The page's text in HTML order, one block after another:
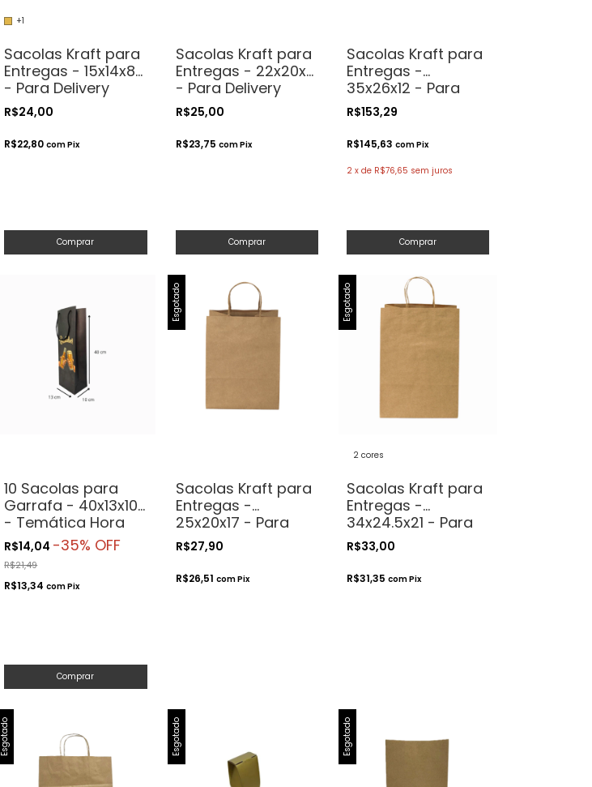
+1
Sacolas Kraft para
Entregas - 15x14x8
- Para Delivery
R$24,00
R$22,80comPix
Comprar
Sacolas Kraft para
Entregas - 22x20x7
- Para Delivery
R$25,00
R$23,75 comPix
Comprar
Sacolas Kraft para
Entregas -
35x26x12 - Para
Delivery
R$153,29
R$145,63 comPix
2 x de R$76,65 sem juros
Comprar
10 Sacolas para
Garrafa - 40x13x10
- Temática Hora
do Drink
R$14,04 -35% OFF
R$21,49
R$13,34comPix
Comprar
Esgotado
Sacolas Kraft para
Entregas -
25x20x17 - Para
Delivery
R$27,90
R$26,51 comPix
Esgotado
2 cores
Sacolas Kraft para
Entregas -
34x24.5x21 - Para
Delivery
R$33,00
R$31,35 comPix
Esgotado Esgotado Esgotado